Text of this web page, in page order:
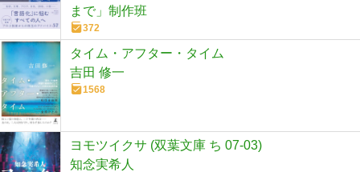
まで」制作班
372
タイム・アフター・タイム
吉田 修一
1568
ヨモツイクサ (双葉文庫 ち 07-03)
知念実希人